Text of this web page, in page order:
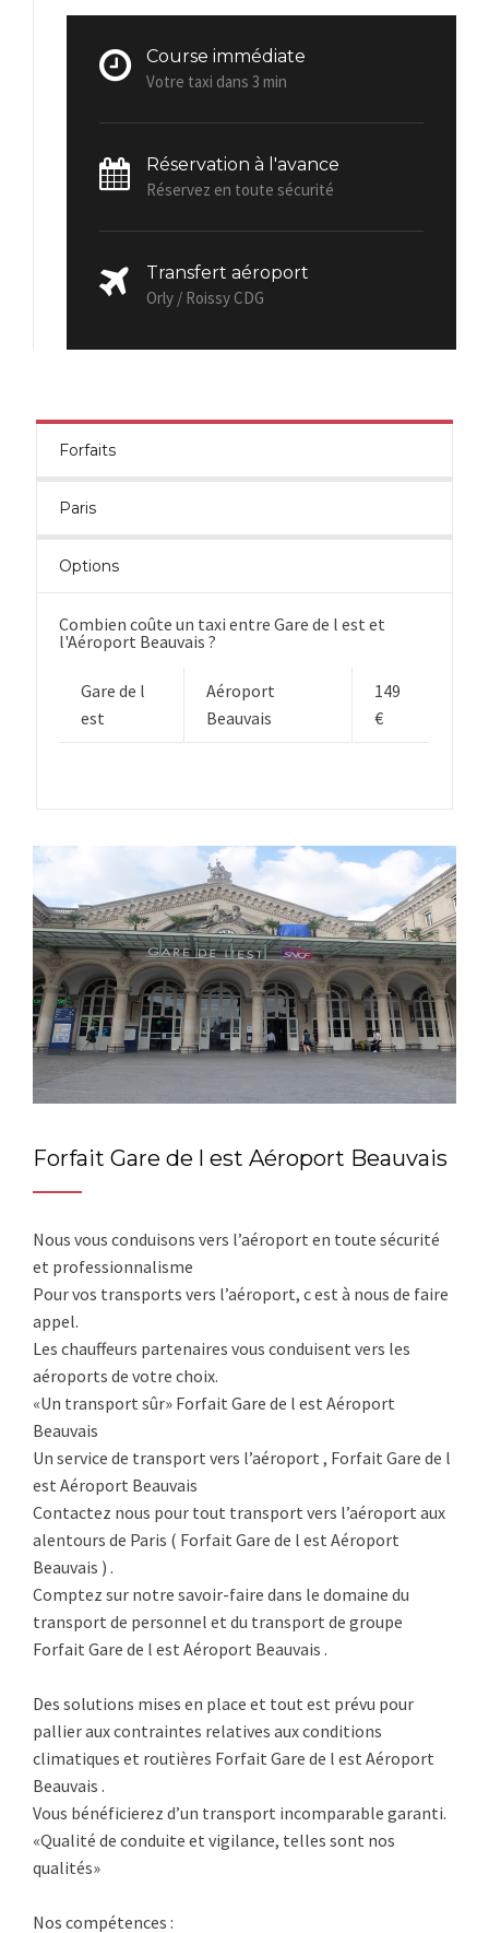
Course immédiate
Votre taxi dans 3 min
Réservation à l'avance
Réservez en toute sécurité
Transfert aéroport
Orly / Roissy CDG
Forfaits
Paris
Options
Combien coûte un taxi entre Gare de l est et
l'Aéroport Beauvais ?
Gare de l
est
Aéroport
Beauvais
149
€
Forfait Gare de l est Aéroport Beauvais
Nous vous conduisons vers l’aéroport en toute sécurité
et professionnalisme
Pour vos transports vers l’aéroport, c est à nous de faire
appel.
Les chauffeurs partenaires vous conduisent vers les
aéroports de votre choix.
«Un transport sûr» Forfait Gare de l est Aéroport
Beauvais
Un service de transport vers l’aéroport , Forfait Gare de l
est Aéroport Beauvais
Contactez nous pour tout transport vers l’aéroport aux
alentours de Paris ( Forfait Gare de l est Aéroport
Beauvais ) .
Comptez sur notre savoir-faire dans le domaine du
transport de personnel et du transport de groupe
Forfait Gare de l est Aéroport Beauvais .
Des solutions mises en place et tout est prévu pour
pallier aux contraintes relatives aux conditions
climatiques et routières Forfait Gare de l est Aéroport
Beauvais .
Vous bénéficierez d’un transport incomparable garanti.
«Qualité de conduite et vigilance, telles sont nos
qualités»
Nos compétences :